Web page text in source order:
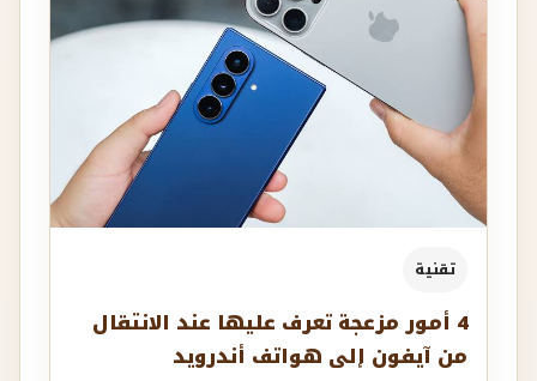
تقنية
4 أمور مزعجة تعرف عليها عند الانتقال
من آيفون إلى هواتف أندرويد